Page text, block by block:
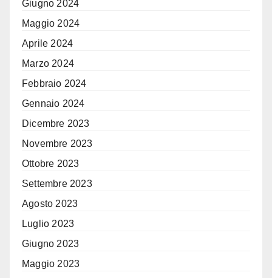
Giugno 2024
Maggio 2024
Aprile 2024
Marzo 2024
Febbraio 2024
Gennaio 2024
Dicembre 2023
Novembre 2023
Ottobre 2023
Settembre 2023
Agosto 2023
Luglio 2023
Giugno 2023
Maggio 2023